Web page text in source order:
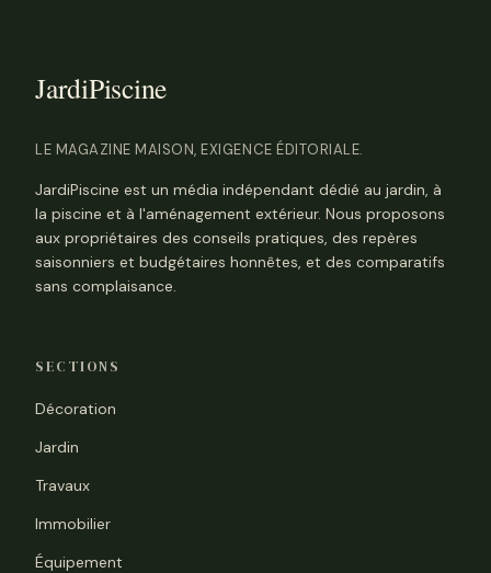
LE MAGAZINE MAISON, EXIGENCE ÉDITORIALE.
JardiPiscine est un média indépendant dédié au jardin, à
la piscine et à l'aménagement extérieur. Nous proposons
aux propriétaires des conseils pratiques, des repères
saisonniers et budgétaires honnêtes, et des comparatifs
sans complaisance.
SECTIONS
Décoration
Jardin
Travaux
Immobilier
Équipement